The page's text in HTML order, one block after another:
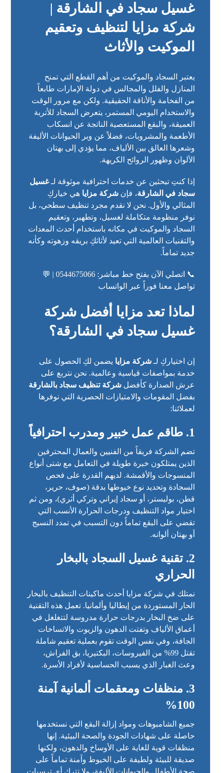
غسيل سجاد في الشارقة |
شركة مزايا لتنظيف وتعقيم
الموكيت والأثاث
يعتبر السجاد والموكيت من أهم القطع التي تمنح
المنازل والفلل والمجالس في دولة الإمارات طابعاً
من الفخامة والأناقة الحقيقية. ولكن مع مرور الوقت
والاستخدام اليومي المستمر، يتعرض السجاد للأتربة
العميقة، والبقع المستعصية الناتجة عن انسكاب
الأطعمة والمشروبات، فضلاً عن وبر الحيوانات الأليفة
وشعرها العالق بين الألياف، مما يؤدي إلى بهتان
الألوان وظهور الروائح الكريهة.
إذا كنتِ تبحثين عن خدمات احترافية موثوقة لـغسيل
سجاد في الشارقة، فإنشركة مزايا هي خياركِ
المثالي والأول. نحن لا نقدم مجرد تنظيف سطحي، بل
نوفر منظومة متكاملة لغسيل، وتطهير، وتعقيم
السجاد والموكيت في مكانه باستخدام أحدث المعدات
والتقنيات العالمية التي تعيد لأثاثكِ بريقه وزهوته وكأنه
جديد تماماً.
📞 اتصلي الآن بفتح خط مباشر: 0544675066 |
💬
تواصل معنا فوراً عبر الواتساب
لماذا تعد مزايا أفضل شركة
غسيل سجاد في الشارقة؟
إن اختياركِ لـشركة مزايا يضمن لكِ الحصول على
خدمة بمواصفات قياسية وعالمية. نحن نتربع على
عرش الصدارة كأفضلشركة تنظيف سجاد بالشارقة
بفضل المقومات والامتيازات الحصرية التي نوفرها
لعملائنا:
1. طاقم عمل خبير ومدرب احترافياً
تضم الشركة فريقاً من الفنيين والعمال المحترفين
الذين يمتلكون خبرة طويلة في التعامل مع شتى أنواع
المنسوجات والأقمشة. لديهم القدرة على فحص
السجادة وتحديد نوع خيوطها بدقة (صوف، حرير،
قطن، بوليستر، أو سجاد إيراني وتركي أثري)، ومن ثم
اختيار مواد التنظيف ودرجات الحرارة الأنسب التي
تقضي على البقع تماماً دون التسبب في تمدد النسيج
أو بهتان ألوانه.
2. تقنية غسيل السجاد بالبخار
الحراري
نمتلك في شركة مزايا أحدث ماكينات التنظيف بالبخار
الحار المستوردة من إيطاليا وألمانيا. تعمل هذه التقنية
على ضخ البخار بدرجات حرارة مدروسة لتتغلغل في
أعماق الألياف وتفتت الدهون والزيوت والاتساخات
الجافة، وفي نفس الوقت تقوم بعملية تعقيم شاملة
تقتل 99% من الفيروسات، البكتيريا، بق الفراش،
وعث الغبار الذي يسبب الحساسية لأفراد الأسرة.
3. منظفات ومعقمات ألمانية آمنة
100%
جميع الشامبوهات ومواد إزالة البقع التي نستخدمها
حاصلة على شهادات الجودة والصحة البيئية. إنها
منظفات قوية للغاية على الأوساخ والدهون، ولكنها
صديقة للبيئة ولطيفة على الخيوط وآمنة تماماً على